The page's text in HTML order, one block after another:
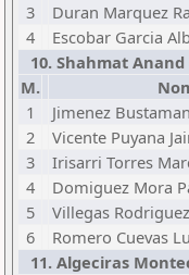
3
Duran Marquez
4
Escobar Garcia
10. Shahmat Anand
M.
1
Jimenez
2
Vicente Puyana
3
Irisarri Torres
4
Domiguez Mora
5
Villegas
6
Romero Cuevas
11. Algeciras